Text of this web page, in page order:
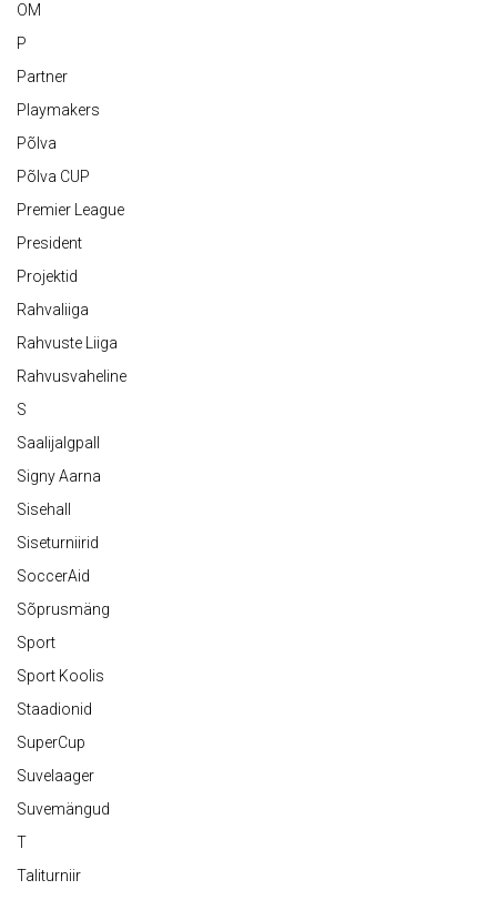
OM
P
Partner
Playmakers
Põlva
Põlva CUP
Premier League
President
Projektid
Rahvaliiga
Rahvuste Liiga
Rahvusvaheline
S
Saalijalgpall
Signy Aarna
Sisehall
Siseturniirid
SoccerAid
Sõprusmäng
Sport
Sport Koolis
Staadionid
SuperCup
Suvelaager
Suvemängud
T
Taliturniir